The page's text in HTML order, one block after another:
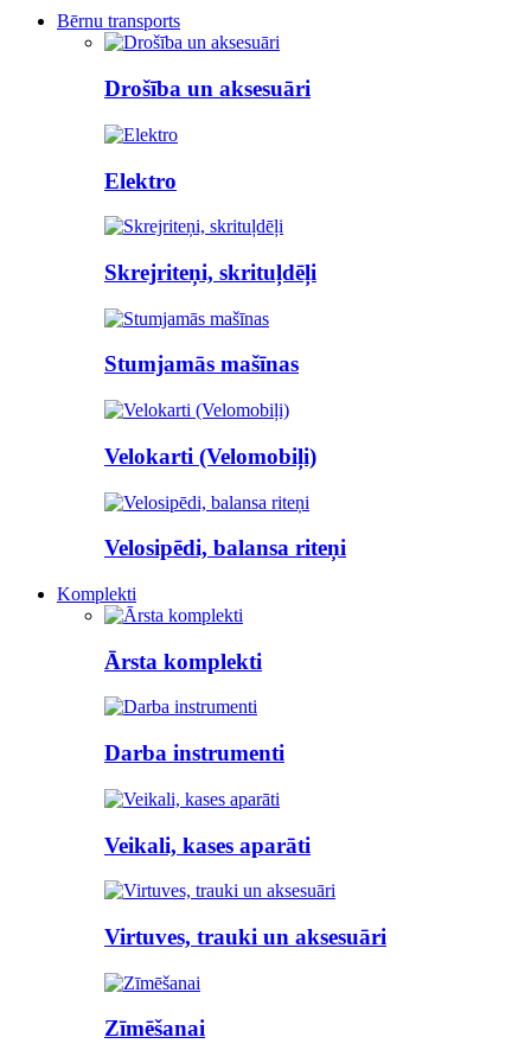
Bērnu transports
Drošība un aksesuāri
Elektro
Skrejriteņi, skrituļdēļi
Stumjamās mašīnas
Velokarti (Velomobiļi)
Velosipēdi, balansa riteņi
Komplekti
Ārsta komplekti
Darba instrumenti
Veikali, kases aparāti
Virtuves, trauki un aksesuāri
Zīmēšanai